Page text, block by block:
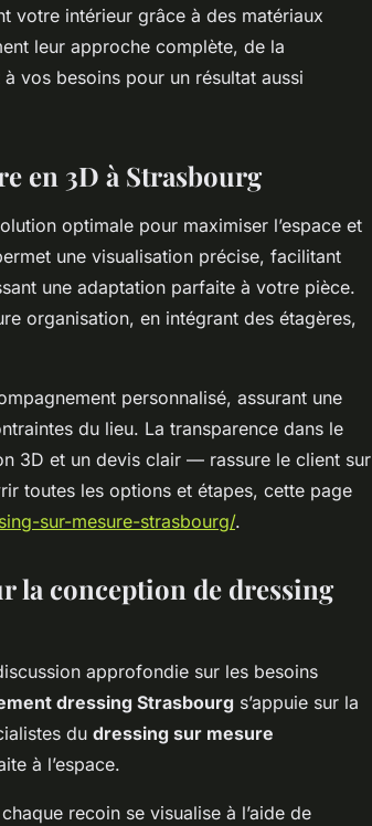
votre intérieur grâce à des matériaux
leur approche complète, de la
vos besoins pour un résultat aussi
en 3D à Strasbourg
optimale pour maximiser l’espace et
une visualisation précise, facilitant
une adaptation parfaite à votre pièce.
organisation, en intégrant des étagères,
personnalisé, assurant une
du lieu. La transparence dans le
3D et un devis clair — rassure le client sur
toutes les options et étapes, cette page
sur-mesure-strasbourg/.
la conception de dressing
approfondie sur les besoins
dressing Strasbourg s’appuie sur la
du dressing sur mesure
à l’espace.
recoin se visualise à l’aide de